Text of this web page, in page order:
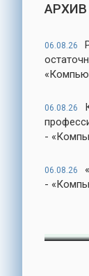
06.08.26
06.08.26
-
06.08.26
-